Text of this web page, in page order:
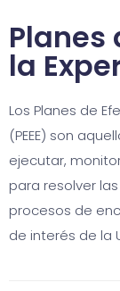
Planes
la
Los Planes de
(PEEE) son
ejecutar,
para resolver
procesos de
de interés de la